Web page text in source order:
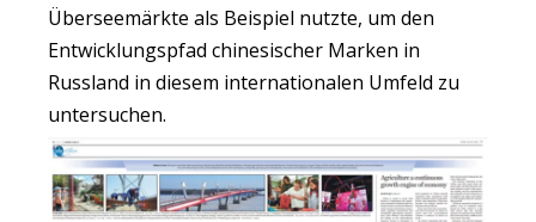
Überseemärkte als Beispiel nutzte, um den
Entwicklungspfad chinesischer Marken in
Russland in diesem internationalen Umfeld zu
untersuchen.